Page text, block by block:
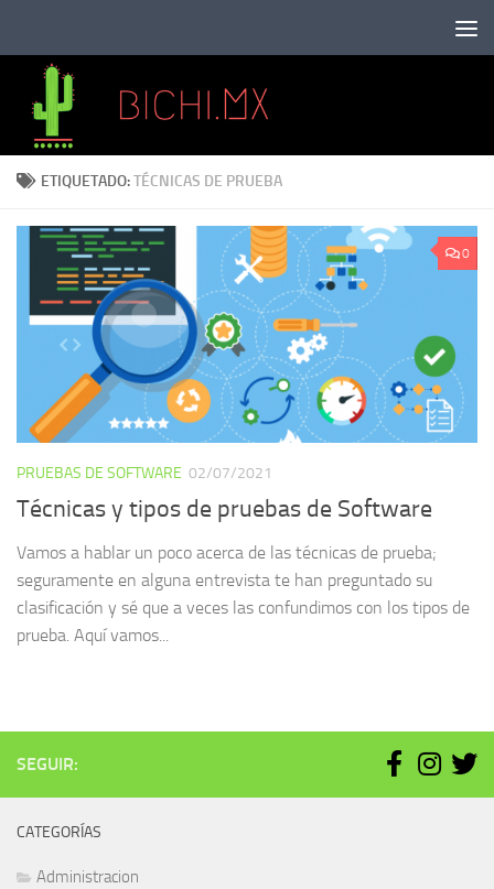
ETIQUETADO:TÉCNICAS DE PRUEBA
0
PRUEBAS DE SOFTWARE 02/07/2021
Técnicas y tipos de pruebas de Software
Vamos a hablar un poco acerca de las técnicas de prueba;
seguramente en alguna entrevista te han preguntado su
clasificación y sé que a veces las confundimos con los tipos de
prueba. Aquí vamos...
SEGUIR:
CATEGORÍAS
Administracion